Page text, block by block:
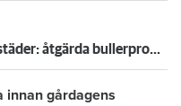
Krav på Svenska Bostäder: åtgärda bullerproblemen
innan gårdagens